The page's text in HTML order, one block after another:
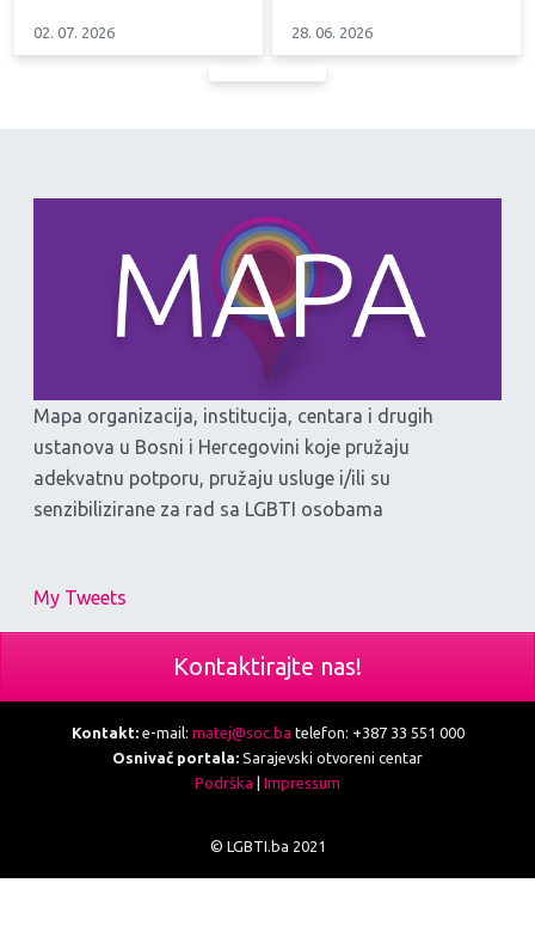
02. 07. 2026 28. 06. 2026
Mapa organizacija, institucija, centara i drugih
ustanova u Bosni i Hercegovini koje pružaju
adekvatnu potporu, pružaju usluge i/ili su
senzibilizirane za rad sa LGBTI osobama
My Tweets
Kontaktirajte nas!
Kontakt:e-mail: matej@soc.ba telefon: +387 33 551 000
Osnivač portala: Sarajevski otvoreni centar
Podrška | Impressum
© LGBTI.ba 2021